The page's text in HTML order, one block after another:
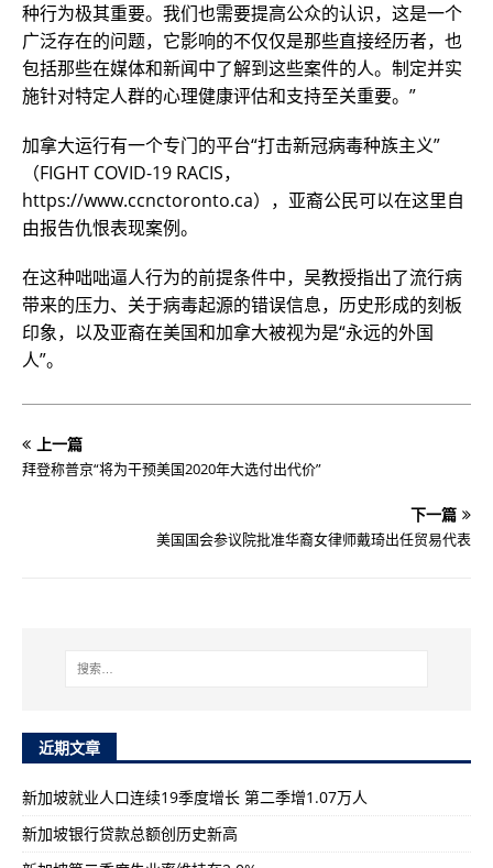
种行为极其重要。我们也需要提高公众的认识，这是一个
广泛存在的问题，它影响的不仅仅是那些直接经历者，也
包括那些在媒体和新闻中了解到这些案件的人。制定并实
施针对特定人群的心理健康评估和支持至关重要。”
加拿大运行有一个专门的平台“打击新冠病毒种族主义”
（FIGHT COVID-19 RACIS，
https://www.ccnctoronto.ca），亚裔公民可以在这里自
由报告仇恨表现案例。
在这种咄咄逼人行为的前提条件中，吴教授指出了流行病
带来的压力、关于病毒起源的错误信息，历史形成的刻板
印象，以及亚裔在美国和加拿大被视为是“永远的外国
人”。
上一篇
拜登称普京“将为干预美国2020年大选付出代价”
下一篇
美国国会参议院批准华裔女律师戴琦出任贸易代表
近期文章
新加坡就业人口连续19季度增长 第二季增1.07万人
新加坡银行贷款总额创历史新高